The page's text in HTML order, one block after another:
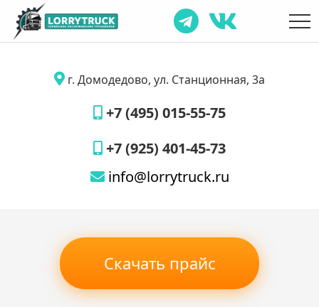
г. Домодедово, ул. Станционная, 3а
+7 (495) 015-55-75
+7 (925) 401-45-73
info@lorrytruck.ru
Скачать прайс